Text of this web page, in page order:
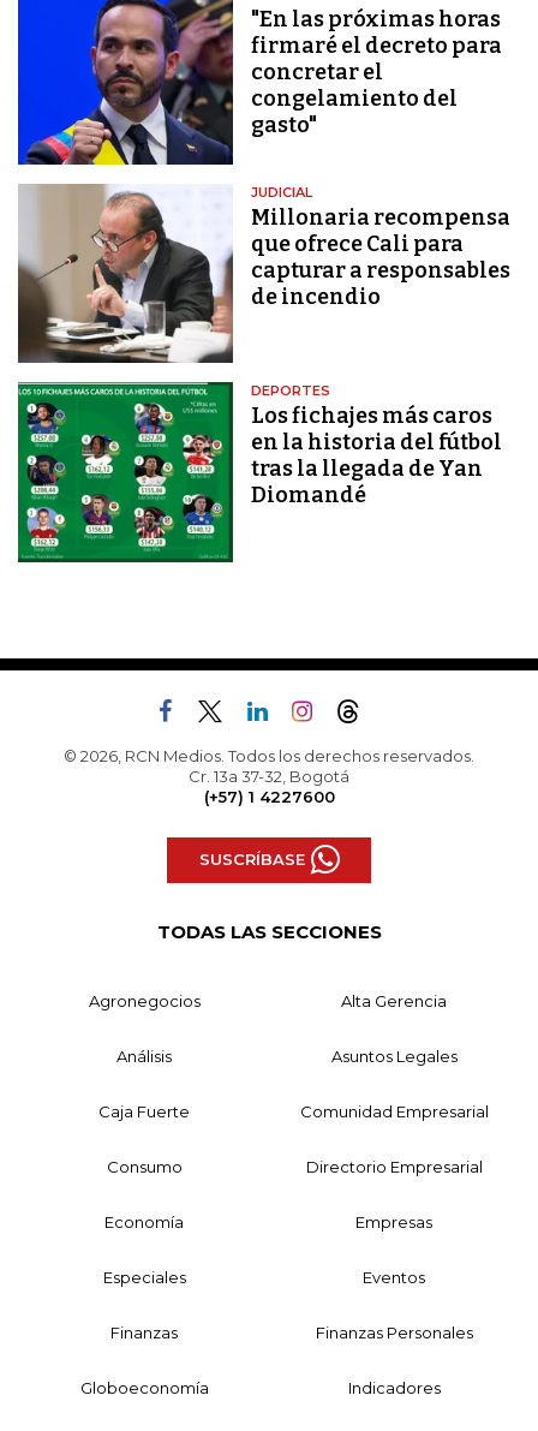
"En las próximas horas
firmaré el decreto para
concretar el
congelamiento del
gasto"
JUDICIAL
Millonaria recompensa
que ofrece Cali para
capturar a responsables
de incendio
DEPORTES
Los fichajes más caros
en la historia del fútbol
tras la llegada de Yan
Diomandé
© 2026, RCN Medios. Todos los derechos reservados.
Cr. 13a 37-32, Bogotá
(+57) 1 4227600
SUSCRÍBASE
TODAS LAS SECCIONES
Agronegocios Alta Gerencia
Análisis Asuntos Legales
Caja Fuerte Comunidad Empresarial
Consumo Directorio Empresarial
Economía Empresas
Especiales Eventos
Finanzas Finanzas Personales
Globoeconomía Indicadores